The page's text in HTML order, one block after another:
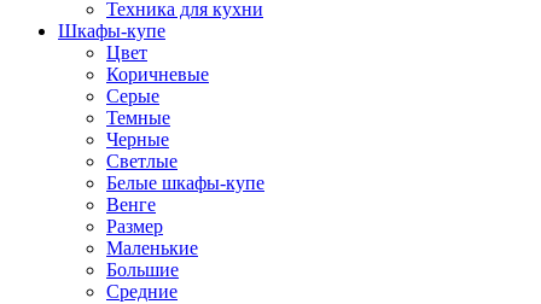
Техника для кухни
Шкафы-купе
Цвет
Коричневые
Серые
Темные
Черные
Светлые
Белые шкафы-купе
Венге
Размер
Маленькие
Большие
Средние